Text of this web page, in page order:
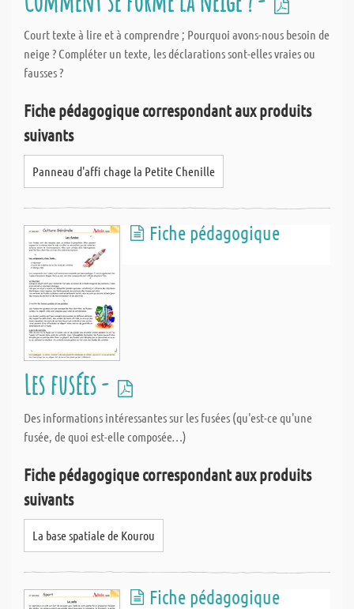
Court texte à lire et à comprendre ; Pourquoi avons-nous besoin de
neige ? Compléter un texte, les déclarations sont-elles vraies ou
fausses ?
Fiche pédagogique correspondant aux produits
suivants
Panneau d'affi chage la Petite Chenille
Fiche pédagogique
Les fusées -
Des informations intéressantes sur les fusées (qu'est-ce qu'une
fusée, de quoi est-elle composée…)
Fiche pédagogique correspondant aux produits
suivants
La base spatiale de Kourou
Fiche pédagogique